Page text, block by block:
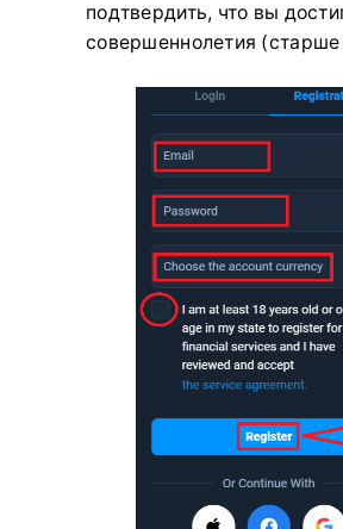
подтвердить, что вы
совершеннолетия (старше